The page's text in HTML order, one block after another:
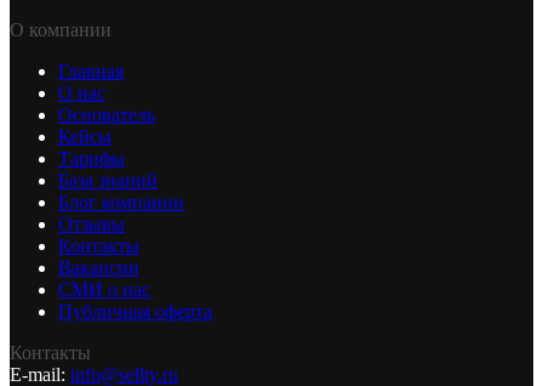
О компании
Главная
О нас
Основатель
Кейсы
Тарифы
База знаний
Блог компании
Отзывы
Контакты
Вакансии
СМИ о нас
Публичная оферта
Контакты
E-mail: info@sellty.ru